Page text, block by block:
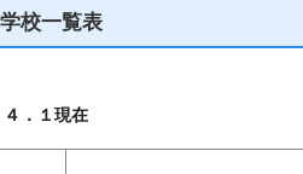
校一覧表
４．１現在